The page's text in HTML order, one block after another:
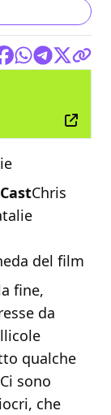
CastChris
del film
fine,
da
qualche
sono
che